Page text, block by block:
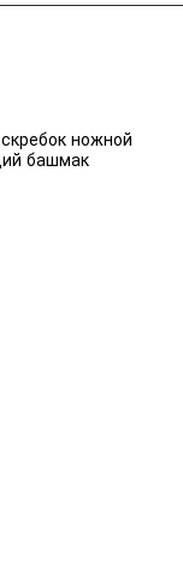
ножной
башмак